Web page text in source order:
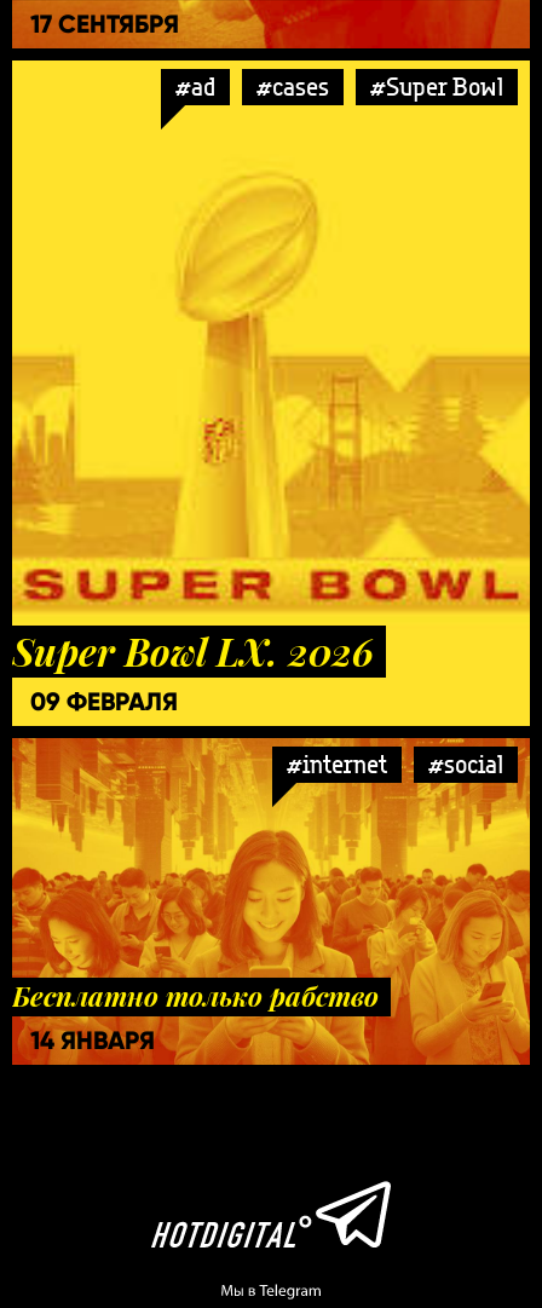
17 СЕНТЯБРЯ
#ad #cases #Super Bowl
Super Bowl LX. 2026
09 ФЕВРАЛЯ
#internet #social
Бесплатно только рабство
14 ЯНВАРЯ